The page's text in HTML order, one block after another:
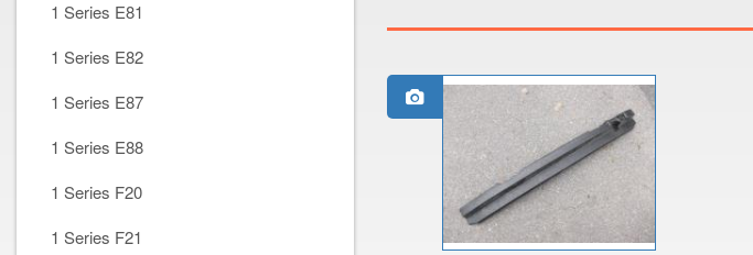
1 Series E81
1 Series E82
1 Series E87
1 Series E88
1 Series F20
1 Series F21